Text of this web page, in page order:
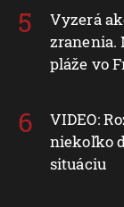
Vyzerá
zranenia.
pláže vo
VIDEO:
niekoľko
situáciu